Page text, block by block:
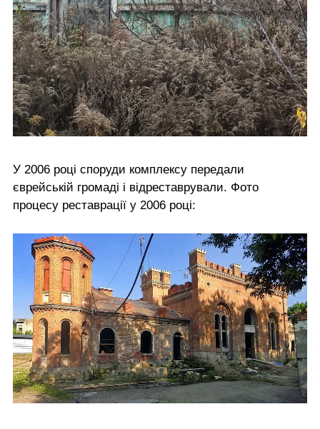
У 2006 році споруди комплексу передали
єврейській громаді і відреставрували. Фото
процесу реставрації у 2006 році: